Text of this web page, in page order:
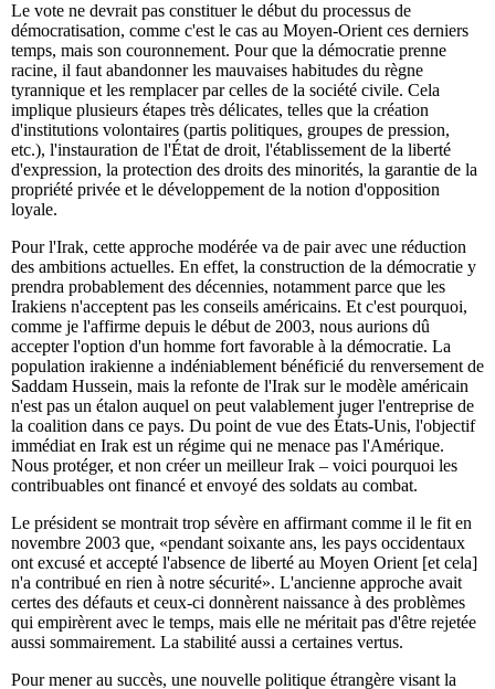
Le vote ne devrait pas constituer le début du processus de
démocratisation, comme c'est le cas au Moyen-Orient ces derniers
temps, mais son couronnement. Pour que la démocratie prenne
racine, il faut abandonner les mauvaises habitudes du règne
tyrannique et les remplacer par celles de la société civile. Cela
implique plusieurs étapes très délicates, telles que la création
d'institutions volontaires (partis politiques, groupes de pression,
etc.), l'instauration de l'État de droit, l'établissement de la liberté
d'expression, la protection des droits des minorités, la garantie de la
propriété privée et le développement de la notion d'opposition
loyale.
Pour l'Irak, cette approche modérée va de pair avec une réduction
des ambitions actuelles. En effet, la construction de la démocratie y
prendra probablement des décennies, notamment parce que les
Irakiens n'acceptent pas les conseils américains. Et c'est pourquoi,
comme je l'affirme depuis le début de 2003, nous aurions dû
accepter l'option d'un homme fort favorable à la démocratie. La
population irakienne a indéniablement bénéficié du renversement de
Saddam Hussein, mais la refonte de l'Irak sur le modèle américain
n'est pas un étalon auquel on peut valablement juger l'entreprise de
la coalition dans ce pays. Du point de vue des États-Unis, l'objectif
immédiat en Irak est un régime qui ne menace pas l'Amérique.
Nous protéger, et non créer un meilleur Irak – voici pourquoi les
contribuables ont financé et envoyé des soldats au combat.
Le président se montrait trop sévère en affirmant comme il le fit en
novembre 2003 que, «pendant soixante ans, les pays occidentaux
ont excusé et accepté l'absence de liberté au Moyen Orient [et cela]
n'a contribué en rien à notre sécurité». L'ancienne approche avait
certes des défauts et ceux-ci donnèrent naissance à des problèmes
qui empirèrent avec le temps, mais elle ne méritait pas d'être rejetée
aussi sommairement. La stabilité aussi a certaines vertus.
Pour mener au succès, une nouvelle politique étrangère visant la